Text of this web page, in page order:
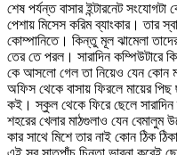
শেষ পর্যন্ত বাসার ইন্টারনেট
পেশায় মিসেস করিম ব্যাংকার। তার
কোম্পানিতে। কিন্তু মূল ঝামেলা
তের তে পরল। সারাদিন কম্পিউটারে
কে আসলো গেল তা নিয়েও যেন কোন
অফিস থেকে বাসায় ফিরলে মায়ের
কই। স্কুল থেকে ফিরে ছেলে
শহরের খেলার মাঠগুলাও যেন
কার সাথে মিশে তার নাই কোন ঠিক